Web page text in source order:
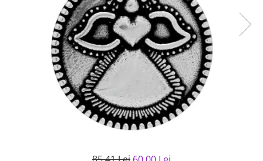
semipretioase
Bijuterii argint placat cu aur
Bijuterii argint cu diverse
Bijuterii argint cu murano
Bijuterii de Lux
Bijuterii gotice si rock
Bijuterii Handmade
Bijuterii fantezie
Casete si cutii de bijuterii
Bijuterii tungsten